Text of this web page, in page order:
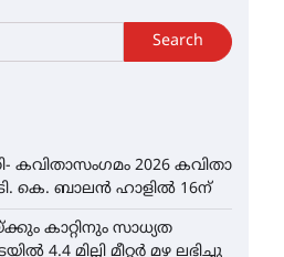
Search
കവിതാസംഗമം 2026 കവിതാ
ടി. കെ. ബാലൻ ഹാളിൽ 16ന്
കാറ്റിനും സാധ്യത
4.4 മില്ലി മീറ്റർ മഴ ലഭിച്ചു